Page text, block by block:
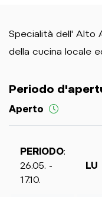
Specialità dell' Alto
della cucina locale
Periodo
Aperto
PERIODO:
26.05. -
17.10.
LU